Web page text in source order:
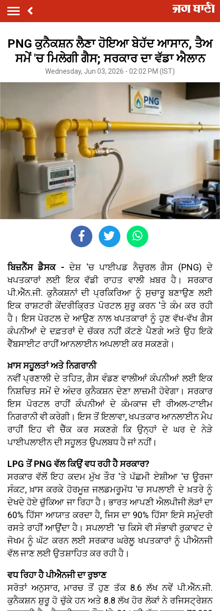
PNG ਕੁਨੈਕਸ਼ਨ ਲੈਣਾ ਹੋਇਆ ਬੇਹੱਦ ਆਸਾਨ, ਤੈਅ
ਸਮੇਂ 'ਚ ਮਿਲੇਗੀ ਗੈਸ; ਸਰਕਾਰ ਦਾ ਵੱਡਾ ਐਲਾਨ
Wednesday, Jun 03, 2026 - 02:02 PM (IST)
ਬਿਜ਼ਨੈੱਸ ਡੈਸਕ -ਦੇਸ਼ 'ਚ ਪਾਈਪਡ ਨੈਚੁਰਲ ਗੈਸ (PNG) ਦੇ
ਖਪਤਕਾਰਾਂ ਲਈ ਇਕ ਵੱਡੀ ਰਾਹਤ ਵਾਲੀ ਖ਼ਬਰ ਹੈ। ਸਰਕਾਰ
ਪੀ.ਐੱਨ.ਜੀ. ਕੁਨੈਕਸ਼ਨਾਂ ਦੀ ਪ੍ਰਕਿਰਿਆ ਨੂੰ ਸੁਚਾਰੂ ਬਣਾਉਣ ਲਈ
ਇਕ ਰਾਸ਼ਟਰੀ ਕੇਂਦਰੀਕ੍ਰਿਤ ਪੋਰਟਲ ਸ਼ੁਰੂ ਕਰਨ 'ਤੇ ਕੰਮ ਕਰ ਰਹੀ
ਹੈ। ਇਸ ਪੋਰਟਲ ਦੇ ਆਉਣ ਨਾਲ ਖਪਤਕਾਰਾਂ ਨੂੰ ਹੁਣ ਵੱਖ-ਵੱਖ ਗੈਸ
ਕੰਪਨੀਆਂ ਦੇ ਦਫ਼ਤਰਾਂ ਦੇ ਚੱਕਰ ਨਹੀਂ ਕੱਟਣੇ ਪੈਣਗੇ ਅਤੇ ਉਹ ਇਕੋ
ਵੈੱਬਸਾਈਟ ਰਾਹੀਂ ਆਨਲਾਈਨ ਅਪਲਾਈ ਕਰ ਸਕਣਗੇ।
ਖ਼ਾਸ ਸਹੂਲਤਾਂ ਅਤੇ ਨਿਗਰਾਨੀ
ਨਵੀਂ ਪ੍ਰਣਾਲੀ ਦੇ ਤਹਿਤ, ਗੈਸ ਵੰਡਣ ਵਾਲੀਆਂ ਕੰਪਨੀਆਂ ਲਈ ਇਕ
ਨਿਸ਼ਚਿਤ ਸਮੇਂ ਦੇ ਅੰਦਰ ਕੁਨੈਕਸ਼ਨ ਦੇਣਾ ਲਾਜ਼ਮੀ ਹੋਵੇਗਾ। ਸਰਕਾਰ
ਇਸ ਪੋਰਟਲ ਰਾਹੀਂ ਕੰਪਨੀਆਂ ਦੇ ਕੰਮਕਾਜ ਦੀ ਰੀਅਲ-ਟਾਈਮ
ਨਿਗਰਾਨੀ ਵੀ ਕਰੇਗੀ। ਇਸ ਤੋਂ ਇਲਾਵਾ, ਖਪਤਕਾਰ ਆਨਲਾਈਨ ਮੈਪ
ਰਾਹੀਂ ਇਹ ਵੀ ਚੈੱਕ ਕਰ ਸਕਣਗੇ ਕਿ ਉਨ੍ਹਾਂ ਦੇ ਘਰ ਦੇ ਨੇੜੇ
ਪਾਈਪਲਾਈਨ ਦੀ ਸਹੂਲਤ ਉਪਲਬਧ ਹੈ ਜਾਂ ਨਹੀਂ।
LPG ਤੋਂ PNG ਵੱਲ ਕਿਉਂ ਵਧ ਰਹੀ ਹੈ ਸਰਕਾਰ?
ਸਰਕਾਰ ਵੱਲੋਂ ਇਹ ਕਦਮ ਮੁੱਖ ਤੌਰ 'ਤੇ ਪੱਛਮੀ ਏਸ਼ੀਆ 'ਚ ਊਰਜਾ
ਸੰਕਟ, ਖ਼ਾਸ ਕਰਕੇ ਹੋਰਮੂਜ਼ ਜਲਡਮਰੂਮੱਧ 'ਚ ਸਪਲਾਈ ਦੇ ਖ਼ਤਰੇ ਨੂੰ
ਦੇਖਦੇ ਹੋਏ ਚੁੱਕਿਆ ਜਾ ਰਿਹਾ ਹੈ। ਭਾਰਤ ਆਪਣੀ ਐਲਪੀਜੀ ਲੋੜਾਂ ਦਾ
60% ਹਿੱਸਾ ਆਯਾਤ ਕਰਦਾ ਹੈ, ਜਿਸ ਦਾ 90% ਹਿੱਸਾ ਇਸੇ ਸਮੁੰਦਰੀ
ਰਸਤੇ ਰਾਹੀਂ ਆਉਂਦਾ ਹੈ। ਸਪਲਾਈ 'ਚ ਕਿਸੇ ਵੀ ਸੰਭਾਵੀ ਰੁਕਾਵਟ ਦੇ
ਜੋਖਮ ਨੂੰ ਘੱਟ ਕਰਨ ਲਈ ਸਰਕਾਰ ਘਰੇਲੂ ਖਪਤਕਾਰਾਂ ਨੂੰ ਪੀਐਨਜੀ
ਵੱਲ ਜਾਣ ਲਈ ਉਤਸ਼ਾਹਿਤ ਕਰ ਰਹੀ ਹੈ।
ਵਧ ਰਿਹਾ ਹੈ ਪੀਐਨਜੀ ਦਾ ਰੁਝਾਣ
ਸਰੋਤਾਂ ਅਨੁਸਾਰ, ਮਾਰਚ ਤੋਂ ਹੁਣ ਤੱਕ 8.6 ਲੱਖ ਨਵੇਂ ਪੀ.ਐੱਨ.ਜੀ.
ਕੁਨੈਕਸ਼ਨ ਸ਼ੁਰੂ ਹੋ ਚੁੱਕੇ ਹਨ ਅਤੇ 8.8 ਲੱਖ ਹੋਰ ਲੋਕਾਂ ਨੇ ਰਜਿਸਟ੍ਰੇਸ਼ਨ